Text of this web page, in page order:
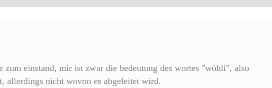
zum einstand, mir ist zwar die bedeutung des wortes "wöhli", also
allerdings nicht wovon es abgeleitet wird.